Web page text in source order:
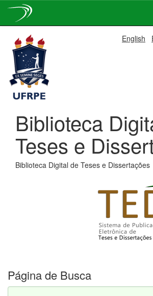
navigation
English
Biblioteca
Teses e
Biblioteca Digital de Teses e Dissertações
Página de Busca